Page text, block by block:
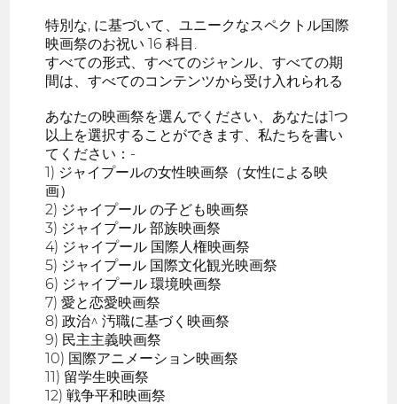
特別な, に基づいて、ユニークなスペクトル国際
映画祭のお祝い 16 科目.
すべての形式、すべてのジャンル、すべての期
間は、すべてのコンテンツから受け入れられる
あなたの映画祭を選んでください、あなたは1つ
以上を選択することができます、私たちを書い
てください：-
1) ジャイプールの女性映画祭（女性による映
画）
2) ジャイプール の子ども映画祭
3) ジャイプール 部族映画祭
4) ジャイプール 国際人権映画祭
5) ジャイプール 国際文化観光映画祭
6) ジャイプール 環境映画祭
7) 愛と恋愛映画祭
8) 政治^ 汚職に基づく映画祭
9) 民主主義映画祭
10) 国際アニメーション映画祭
11) 留学生映画祭
12) 戦争平和映画祭